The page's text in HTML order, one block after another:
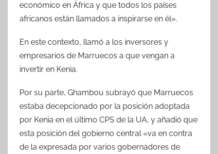
económico en África y que todos los países
africanos están llamados a inspirarse en él».
En este contexto, llamó a los inversores y
empresarios de Marruecos a que vengan a
invertir en Kenia.
Por su parte, Ghambou subrayó que Marruecos
estaba decepcionado por la posición adoptada
por Kenia en el último CPS de la UA, y añadió que
esta posición del gobierno central «va en contra
de la expresada por varios gobernadores de